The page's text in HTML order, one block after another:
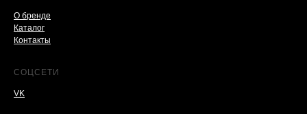
О бренде
Каталог
Контакты
СОЦСЕТИ
VK